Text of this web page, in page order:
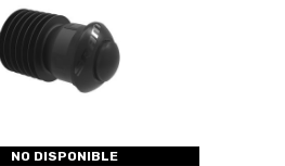
NO DISPONIBLE